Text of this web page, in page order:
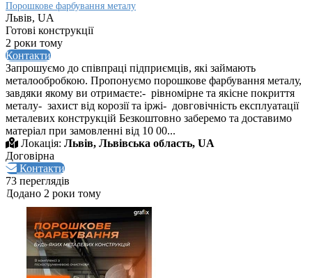
Порошкове фарбування металу
Львів, UA
Готові конструкції
2 роки тому
Контакти
Запрошуємо до співпраці підприємців, які займають
металообробкою. Пропонуємо порошкове фарбування металу,
завдяки якому ви отримаєте:- рівномірне та якісне покриття
металу- захист від корозії та іржі- довговічність експлуатації
металевих конструкцій Безкоштовно заберемо та доставимо
матеріал при замовленні від 10 00...
Локація: Львів, Львівська область, UA
Договірна
Контакти
73 переглядів
Додано 2 роки тому